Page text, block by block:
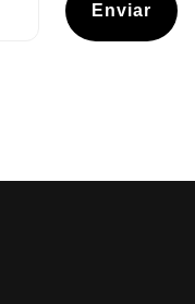
Enviar